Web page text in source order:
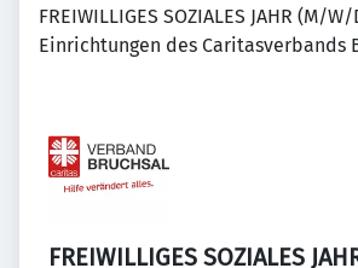
FREIWILLIGES SOZIALES JAHR (M/
Einrichtungen des Caritasverbands
FREIWILLIGES SOZIALES